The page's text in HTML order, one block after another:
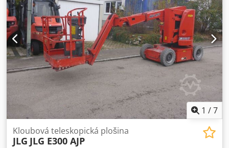
1 /7
Kloubová teleskopická plošina
JLG JLG E300 AJP